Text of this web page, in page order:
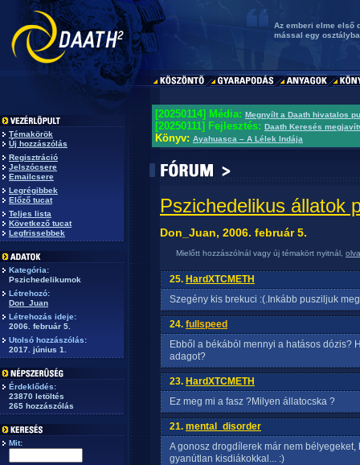
Az emberi elme első
mással egy
Témakörök
Új hozzászólás
Regisztráció
Jelszócsere
Emailcsere
Legrégibbek
Előző tucat
Teljes lista
Következő tucat
Legfrissebbek
Kategória:
Pszichedelikumok
Létrehozó:
Don_Juan
Létrehozás ideje:
2006. február 5.
Utolsó hozzászólás:
2017. június 1.
Érdeklődés:
23870 letöltés
265 hozzászólás
Mit:
[20250114] Média: Megnyílt a Daath hivatalos
[20250111] Fejlesztés: Daath Keresés
Könyv: Ayahuasca – A Lélek Indája
Pszichedelikus állatok
Don_Juan, 2006. február 5.
Mielőtt hozzászólnál vagy új témakört nyitnál,
25. HardXTCMETH
Szegény kis brekuci :(.Inkább pusziljuk
24. fullspeed
Ebből a békából mennyi a hatásos dózis?
adagot?
23. HardXTCMETH
Ez meg mi a fasz ?Milyen állatocska ?
21. mental_disorder
A gonosz drogdílerek már nem
gyanútlan kisdiákokkal... :)